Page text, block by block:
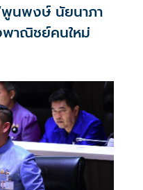
นพงษ์ นัยนาภา
พาณิชย์คนใหม่